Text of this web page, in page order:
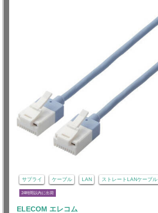
サプライ ケーブル LAN ストレートLANケーブル
24時間以内に出荷
ELECOM エレコム